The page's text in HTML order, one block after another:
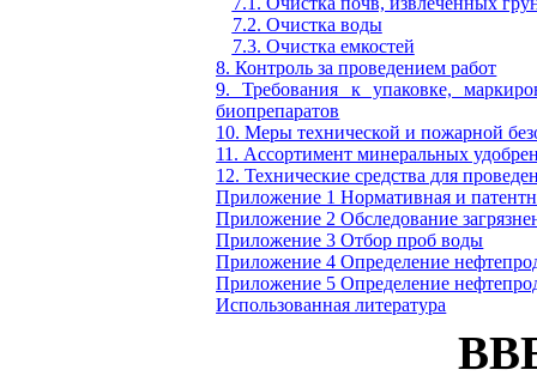
7.2. Очистка воды
7.3. Очистка емкостей
8. Контроль за проведением работ
9. Требования к упаковке,
биопрепаратов
10. Меры технической и пожарной
11. Ассортимент минеральных
12. Технические средства для
Приложение 1Нормативная и
Приложение 2Обследование
Приложение 3Отбор проб воды
Приложение 4Определение
Приложение 5Определение
Использованная литература